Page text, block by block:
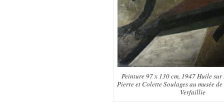
Peinture 97 x 130 cm, 1947 Huile
Pierre et Colette Soulages au musée
Verfaillie